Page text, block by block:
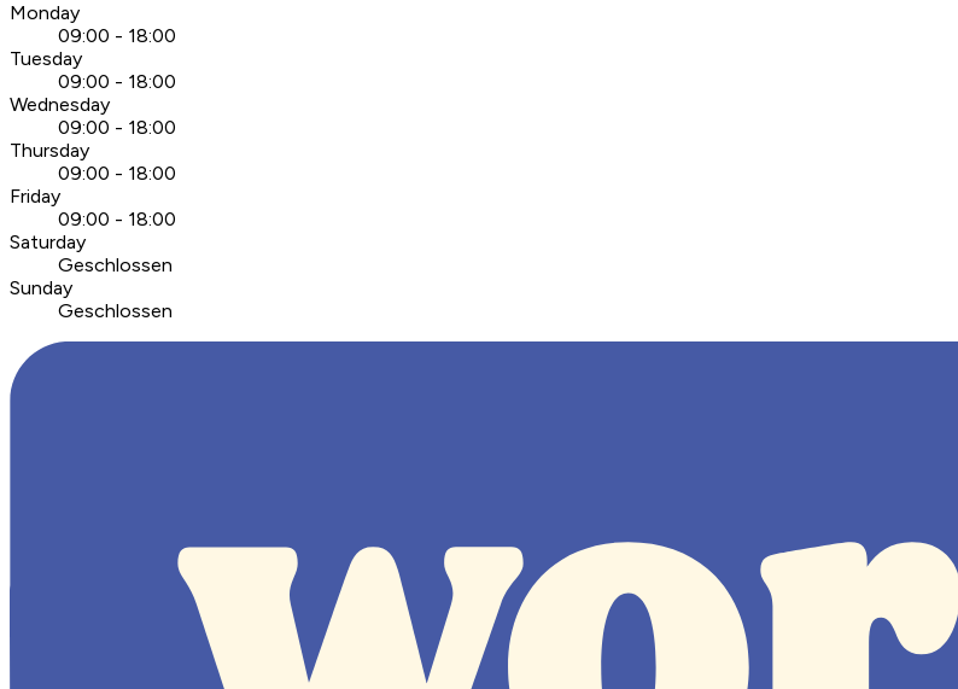
Monday
09:00 - 18:00
Tuesday
09:00 - 18:00
Wednesday
09:00 - 18:00
Thursday
09:00 - 18:00
Friday
09:00 - 18:00
Saturday
Geschlossen
Sunday
Geschlossen